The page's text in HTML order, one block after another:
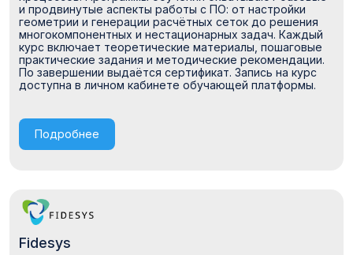
и продвинутые аспекты работы с ПО: от настройки
геометрии и генерации расчётных сеток до решения
многокомпонентных и нестационарных задач. Каждый
курс включает теоретические материалы, пошаговые
практические задания и методические рекомендации.
По завершении выдаётся сертификат. Запись на курс
доступна в личном кабинете обучающей платформы.
Подробнее
Fidesys